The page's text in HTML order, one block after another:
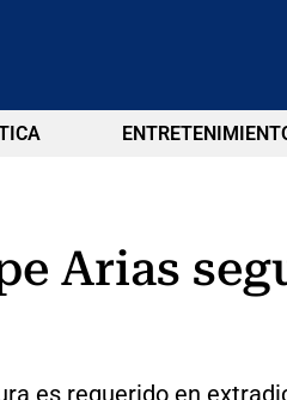
Arias
es requerido en